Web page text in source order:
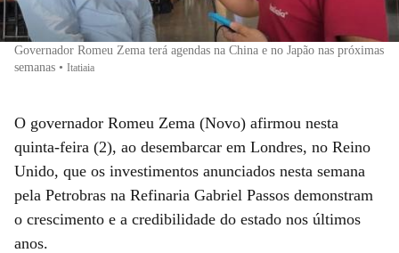
Governador Romeu Zema terá agendas na China e no Japão nas próximas
semanas • Itatiaia
O governador Romeu Zema (Novo) afirmou nesta
quinta-feira (2), ao desembarcar em Londres, no Reino
Unido, que os investimentos anunciados nesta semana
pela Petrobras na Refinaria Gabriel Passos demonstram
o crescimento e a credibilidade do estado nos últimos
anos.